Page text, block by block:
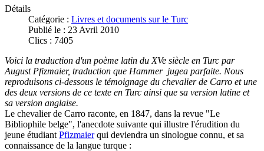
Détails
Catégorie : Livres et documents sur le Turc
Publié le : 23 Avril 2010
Clics : 7405
Voici la traduction d'un poème latin du XVe siècle en Turc par
August Pfizmaier, traduction que Hammer jugea parfaite. Nous
reproduisons ci-dessous le témoignage du chevalier de Carro et une
des deux versions de ce texte en Turc ainsi que sa version latine et
sa version anglaise.
Le chevalier de Carro raconte, en 1847, dans la revue "Le
Bibliophile belge", l'anecdote suivante qui illustre l'érudition du
jeune étudiant Pfizmaierqui deviendra un sinologue connu, et sa
connaissance de la langue turque :